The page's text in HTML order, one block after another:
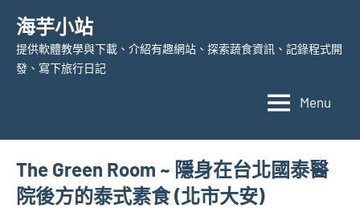
content
海芋小站
提供軟體教學與下載、介紹有趣網站、探索蔬食資訊、記錄程式開
發、寫下旅行日記
Menu
The Green Room ~ 隱身在台北國泰醫
院後方的泰式素食 (北市大安)